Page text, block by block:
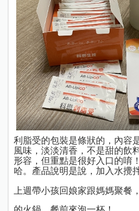
利脂受的包裝是條狀的，內容
風味，淡淡清香，不是甜的飲
形容，但重點是很好入口的唷！
哈。產品說明是說，加入水攪
上週帶小孩回娘家跟媽媽聚餐